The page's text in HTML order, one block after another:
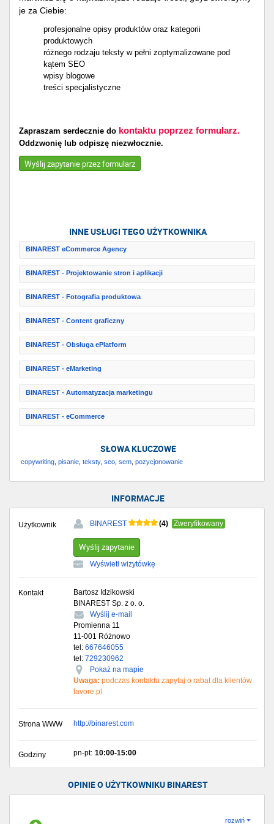
je za Ciebie:
profesjonalne opisy produktów oraz kategorii
produktowych
różnego rodzaju teksty w pełni zoptymalizowane pod
kątem SEO
wpisy blogowe
treści specjalistyczne
Zapraszam serdecznie do kontaktu poprzez formularz.
Oddzwonię lub odpiszę niezwłocznie.
Wyślij zapytanie przez formularz
INNE USŁUGI TEGO UŻYTKOWNIKA
BINAREST eCommerce Agency
BINAREST - Projektowanie stron i aplikacji
BINAREST - Fotografia produktowa
BINAREST - Content graficzny
BINAREST - Obsługa ePlatform
BINAREST - eMarketing
BINAREST - Automatyzacja marketingu
BINAREST - eCommerce
SŁOWA KLUCZOWE
copywriting pisanie teksty, seo sem pozycjonowanie
INFORMACJE
Użytkownik BINAREST (4) Zweryfikowany
Wyślij zapytanie
Wyświetl wizytówkę
Kontakt
Bartosz Idzikowski
BINAREST Sp. z o. o.
Wyślij e-mail
Promienna 11
11-001 Różnowo
tel: 667646055
tel: 729230962
Pokaż na mapie
Uwaga: podczas kontaktu zapytaj o rabat dla klientów
favore.pl
Strona WWW http://binarest.com
Godziny pn-pt: 10:00-15:00
OPINIE O UŻYTKOWNIKU BINAREST
rozwiń